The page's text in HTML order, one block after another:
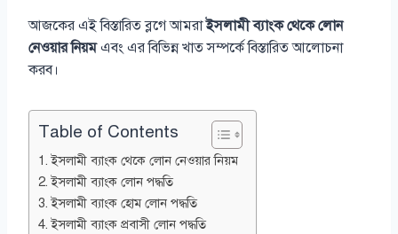
আজকের এই বিস্তারিত ব্লগে আমরাইসলামী ব্যাংক থেকে লোন
নেওয়ার নিয়মএবং এর বিভিন্ন খাত সম্পর্কে বিস্তারিত আলোচনা
করব।
Table of Contents
ইসলামী ব্যাংক থেকে লোন নেওয়ার নিয়ম
ইসলামী ব্যাংক লোন পদ্ধতি
ইসলামী ব্যাংক হোম লোন পদ্ধতি
ইসলামী ব্যাংক প্রবাসী লোন পদ্ধতি